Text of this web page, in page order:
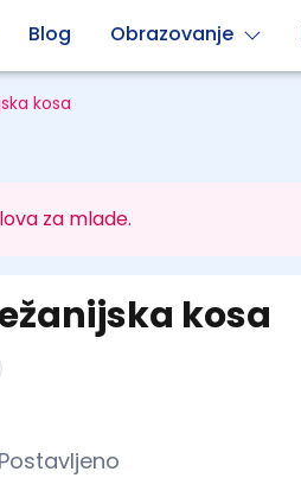
Blog Obrazovanje
kosa
za mlade.
kosa
Postavljeno